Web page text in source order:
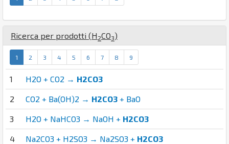
Ricerca per prodotti (H 2CO3)
1 2 3 4 5 6 7 8 9
1 H2O + CO2 → H2CO3
2 CO2 + Ba(OH)2 → H2CO3 + BaO
3 H2O + NaHCO3 → NaOH + H2CO3
4 Na2CO3 + H2SO3 → Na2SO3 + H2CO3